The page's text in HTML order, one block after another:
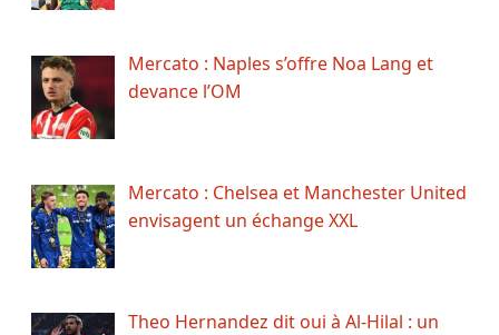
Mercato : Naples s’offre Noa Lang et
devance l’OM
Mercato : Chelsea et Manchester United
envisagent un échange XXL
Theo Hernandez dit oui à Al-Hilal : un